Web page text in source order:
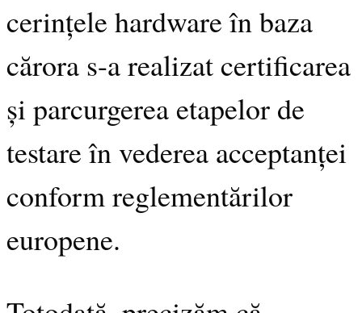
cerințele hardware în baza
cărora s-a realizat certificarea
și parcurgerea etapelor de
testare în vederea acceptanței
conform reglementărilor
europene.